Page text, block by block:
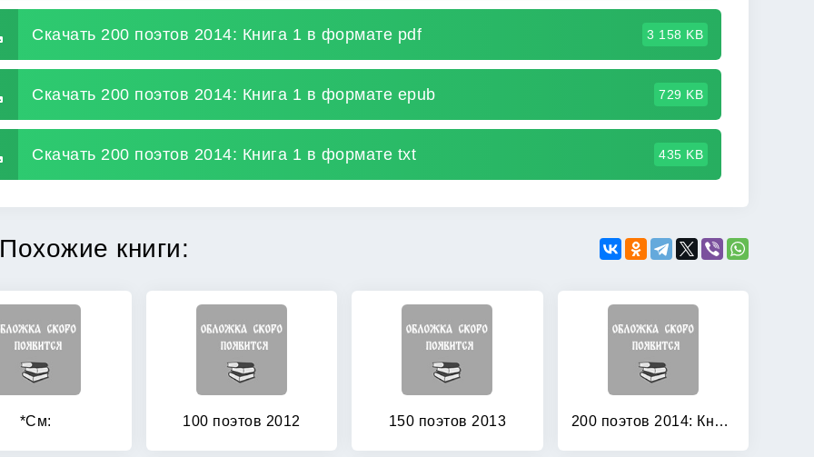
Скачать 200 поэтов 2014: Книга 1 в формате pdf 3 158 KB
Скачать 200 поэтов 2014: Книга 1 в формате epub 729 KB
Скачать 200 поэтов 2014: Книга 1 в формате txt 435 KB
Похожие книги:
*См: 100 поэтов 2012 150 поэтов 2013 200 поэтов 2014: Книга 2